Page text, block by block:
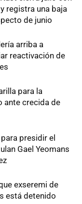
registra una baja
de junio
arriba a
reactivación de
para la
ante crecida de
presidir el
Gael Yeomans
exseremi de
está detenido